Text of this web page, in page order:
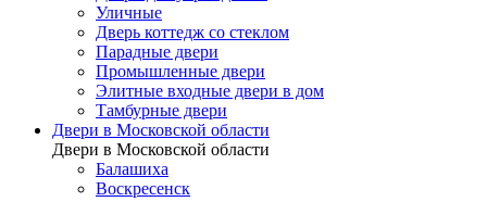
Уличные
Дверь коттедж со стеклом
Парадные двери
Промышленные двери
Элитные входные двери в дом
Тамбурные двери
Двери в Московской области
Двери в Московской области
Балашиха
Воскресенск